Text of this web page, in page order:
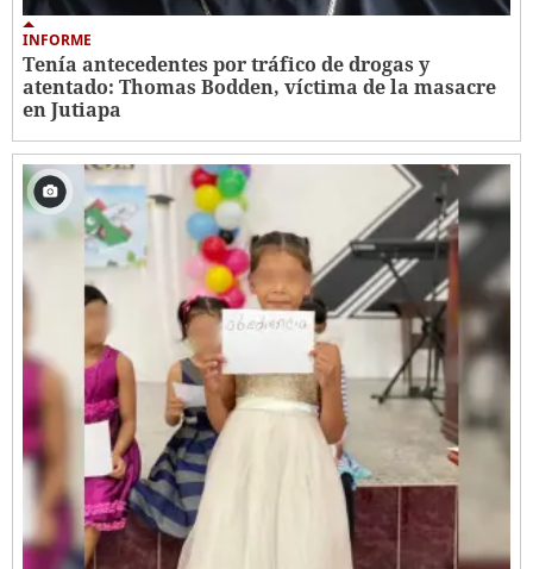
INFORME
Tenía antecedentes por tráfico de drogas y
atentado: Thomas Bodden, víctima de la masacre
en Jutiapa